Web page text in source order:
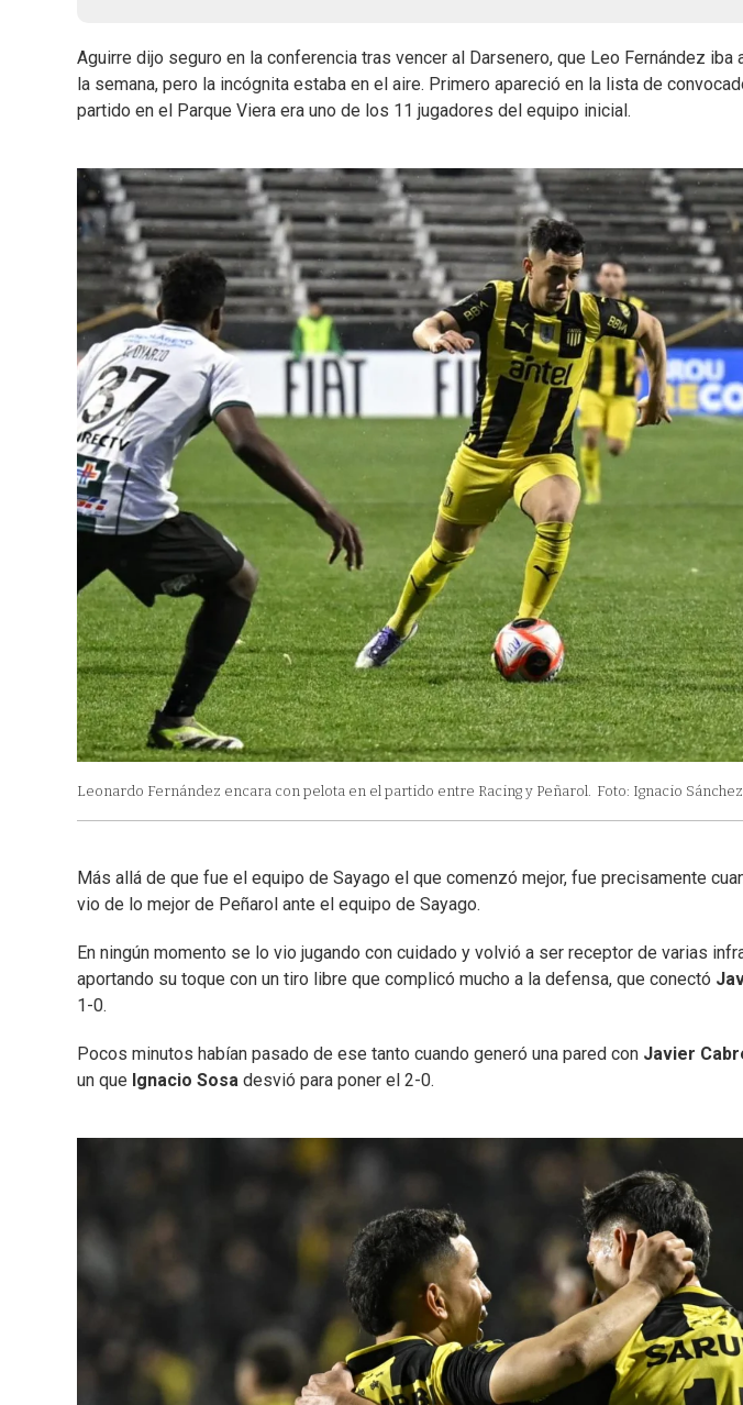
Aguirre dijo seguro en la conferencia tras vencer al Darsenero, que Leo Fernández iba
la semana, pero la incógnita estaba en el aire. Primero apareció en la lista de
partido en el Parque Viera era uno de los 11 jugadores del equipo inicial.
Leonardo Fernández encara con pelota en el partido entre Racing y Peñarol. Foto: Ignacio
Más allá de que fue el equipo de Sayago el que comenzó mejor, fue precisamente
vio de lo mejor de Peñarol ante el equipo de Sayago.
En ningún momento se lo vio jugando con cuidado y volvió a ser receptor de varias
aportando su toque con un tiro libre que complicó mucho a la defensa, que conectó
1-0.
Pocos minutos habían pasado de ese tanto cuando generó una pared con Javier
un que Ignacio Sosa desvió para poner el 2-0.